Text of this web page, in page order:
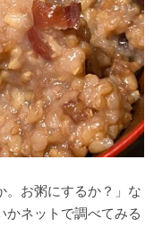
。お粥にするか？」な
かネットで調べてみる